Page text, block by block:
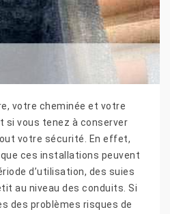
votre cheminée et votre
si vous tenez à conserver
votre sécurité. En effet,
ces installations peuvent
d’utilisation, des suies
au niveau des conduits. Si
des problèmes risques de